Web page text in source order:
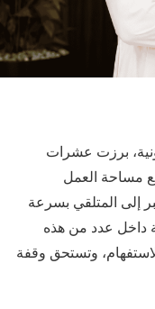
برزت عشرات
مساحة العمل
إلى المتلقي بسرعة
داخل عدد من هذه
وتستحق وقفة